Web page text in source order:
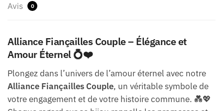
Avis 0
Alliance Fiançailles Couple – Élégance et
Amour Éternel 💍❤️
Plongez dans l’univers de l’amour éternel avec notre
Alliance Fiançailles Couple, un véritable symbole de
votre engagement et de votre histoire commune. 💑💖